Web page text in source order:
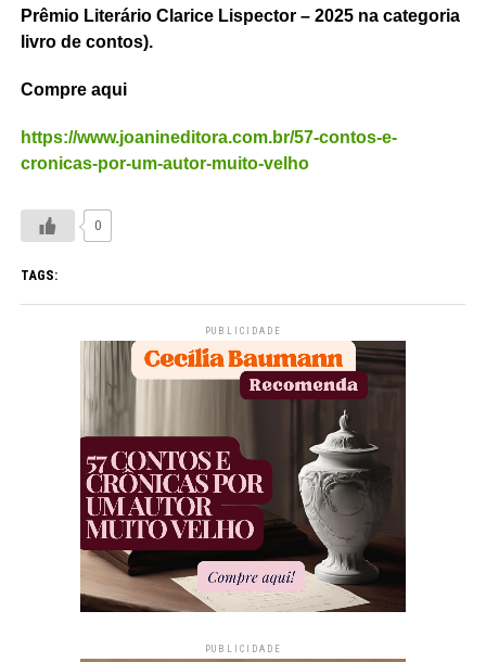
Prêmio Literário Clarice Lispector – 2025 na categoria
livro de contos).
Compre aqui
https://www.joanineditora.com.br/57-contos-e-
cronicas-por-um-autor-muito-velho
0
TAGS:
PUBLICIDADE
PUBLICIDADE